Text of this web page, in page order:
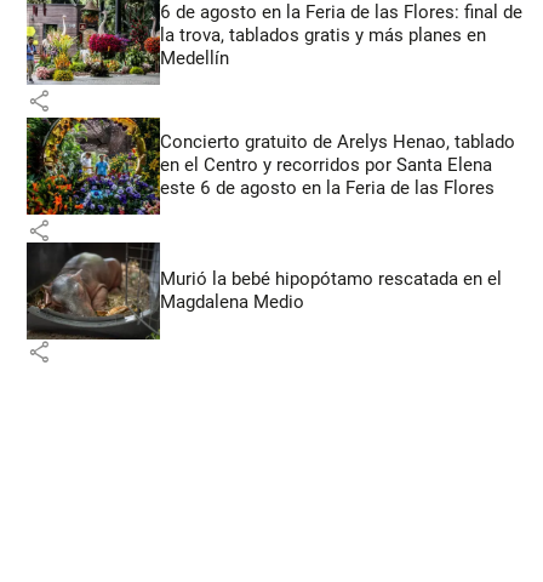
6 de agosto en la Feria de las Flores: final de
la trova, tablados gratis y más planes en
Medellín
share
Concierto gratuito de Arelys Henao, tablado
en el Centro y recorridos por Santa Elena
este 6 de agosto en la Feria de las Flores
share
Murió la bebé hipopótamo rescatada en el
Magdalena Medio
share